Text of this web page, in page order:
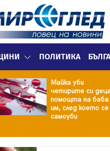
ПОЛИТИКА
Майка уби
четирите си
помощта на баба
им, след което се
самоуби